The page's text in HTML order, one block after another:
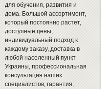
для обучения, развития и
дома. Большой ассортимент,
который постоянно растет,
доступные цены,
индивидуальный подход к
каждому заказу, доставка в
любой населенный пункт
Украины, профессиональная
консультация наших
специалистов, гарантия,